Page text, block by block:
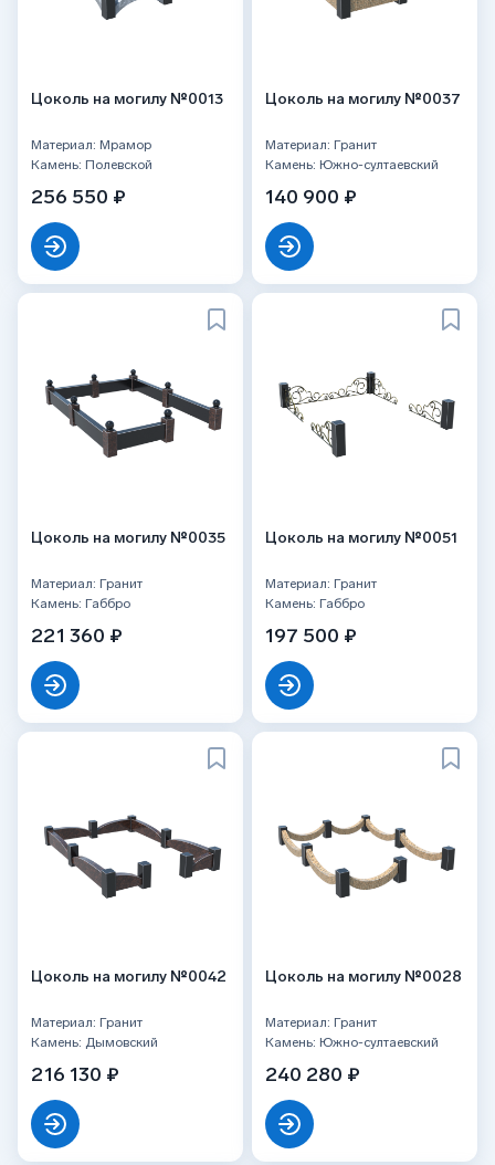
Цоколь на могилу №0013
Материал: Мрамор
Камень: Полевской
256 550 ₽
Цоколь на могилу №0037
Материал: Гранит
Камень: Южно-султаевский
140 900 ₽
Цоколь на могилу №0035
Материал: Гранит
Камень: Габбро
221 360 ₽
Цоколь на могилу №0051
Материал: Гранит
Камень: Габбро
197 500 ₽
Цоколь на могилу №0042
Материал: Гранит
Камень: Дымовский
216 130 ₽
Цоколь на могилу №0028
Материал: Гранит
Камень: Южно-султаевский
240 280 ₽